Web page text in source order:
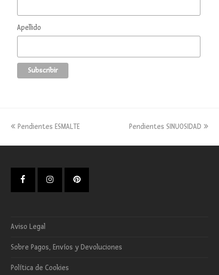
Apellido
previous
Pendientes ESMALTE
next
Pendientes SINUOSIDAD
FacebookInstagramPinterest
Aviso Legal
Sobre Pagos, Envíos y Devoluciones
Política de Cookies